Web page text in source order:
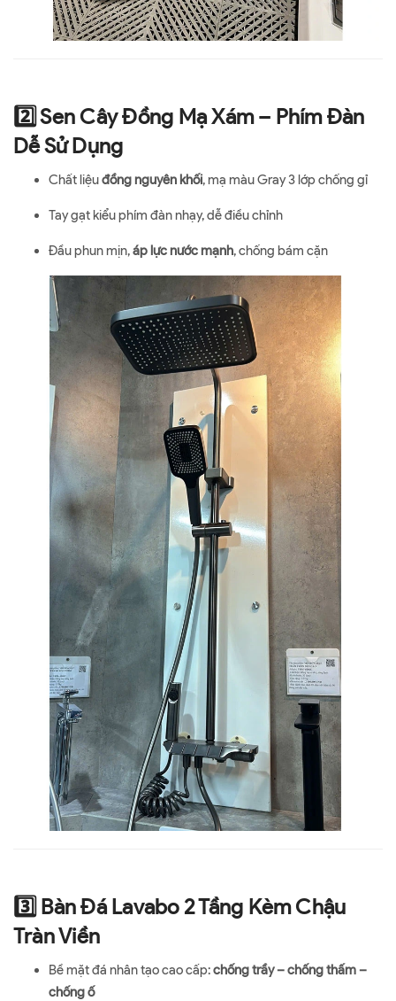
2️⃣ Sen Cây Đồng Mạ Xám – Phím Đàn
Dễ Sử Dụng
Chất liệuđồng nguyên khối, mạ màu Gray 3 lớp chống gỉ
Tay gạt kiểu phím đàn nhạy, dễ điều chỉnh
Đầu phun mịn,áp lực nước mạnh, chống bám cặn
3️⃣ Bàn Đá Lavabo 2 Tầng Kèm Chậu
Tràn Viền
Bề mặt đá nhân tạo cao cấp:chống trầy – chống thấm –
chống ố